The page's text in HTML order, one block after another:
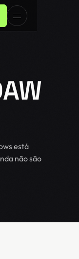
está
não são